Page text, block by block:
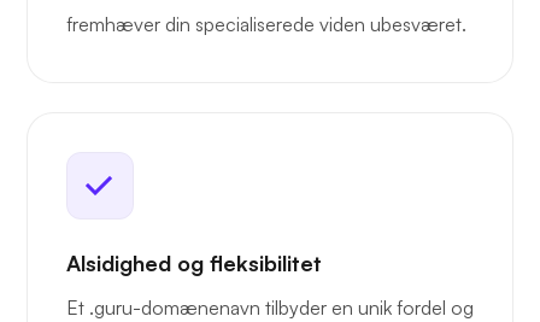
fremhæver din specialiserede viden ubesværet.
Alsidighed og fleksibilitet
Et .guru-domænenavn tilbyder en unik fordel og